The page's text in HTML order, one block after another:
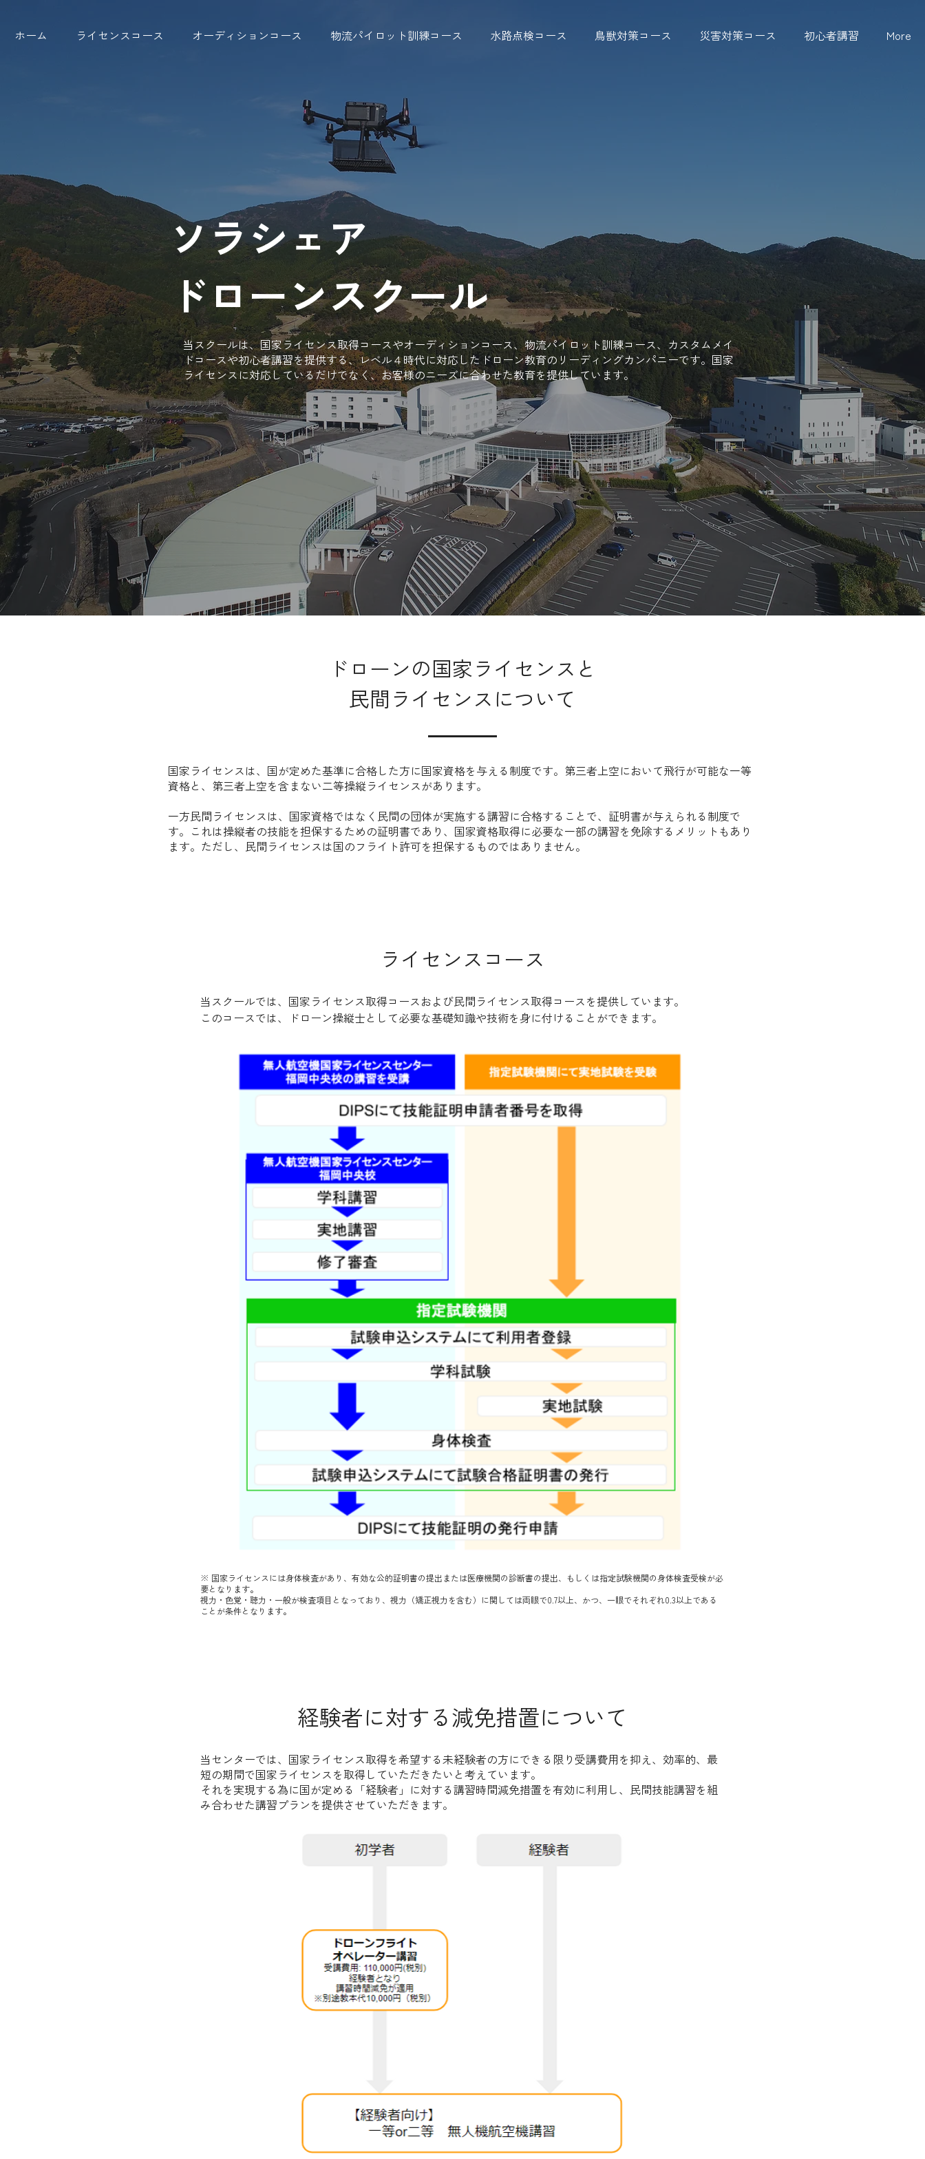
ホーム ライセンスコース オーディションコース 物流パイロット訓練コース 水路点検コース 鳥獣対策コース 災害対策コース 初心者講習 More
ソラシェア
ドローンスクール
当スクールは、国家ライセンス取得コースやオーディションコース、物流パイロット訓練コース、カスタムメイ
ドコースや初心者講習を提供する、レベル４時代に対応したドローン教育のリーディングカンパニーです。国家
ライセンスに対応しているだけでなく、お客様のニーズに合わせた教育を提供しています。​
ライセンスコース
当スクールでは、国家ライセンス取得コースおよび民間ライセンス取得コースを提供しています。
このコースでは、ドローン操縦士として必要な基礎知識や技術を身に付けることができます。
※ 国家ライセンスには身体検査があり、有効な公的証明書の提出または医療機関の診断書の提出、もしくは指定試験機関の身体検査受検が必
要となります。
視力・色覚・聴力・一般が検査項目となっており、視力（矯正視力を含む）に関しては両眼で0.7以上、かつ、一眼でそれぞれ0.3以上である
ことが条件となります。
ドローンの国家ライセンスと
​民間ライセンスについて
国家ライセンスは、国が定めた基準に合格した方に国家資格を与える制度です。第三者上空において飛行が可能な一等
資格と、第三者上空を含まない二等操縦ライセンスがあります。
一方民間ライセンスは、国家資格ではなく民間の団体が実施する講習に合格することで、証明書が与えられる制度で
す。これは操縦者の技能を担保するための証明書であり、国家資格取得に必要な一部の講習を免除するメリットもあり
ます。ただし、民間ライセンスは国のフライト許可を担保するものではありません。
経験者に対する減免措置について
当センターでは、国家ライセンス取得を希望する未経験者の方にできる限り受講費用を抑え、効率的、最
短の期間で国家ライセンスを取得していただきたいと考えています。
それを実現する為に国が定める「経験者」に対する講習時間減免措置を有効に利用し、民間技能講習を組
み合わせた講習プランを提供させていただきます。